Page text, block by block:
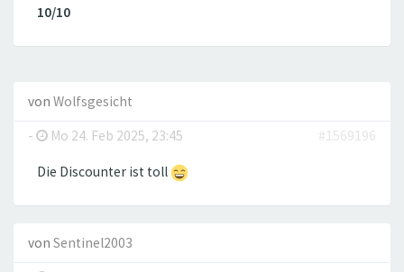
10/10
von Wolfsgesicht
-
Mo 24. Feb 2025, 23:45 #1569196
Die Discounter ist toll
von Sentinel2003